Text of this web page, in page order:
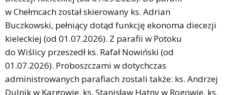
w Chełmcach został skierowany ks. Adrian
Buczkowski, pełniący dotąd funkcję ekonoma diecezji
kieleckiej (od 01.07.2026). Z parafii w Potoku
do Wiślicy przeszedł ks. Rafał Nowiński (od
01.07.2026). Proboszczami w dotychczas
administrowanych parafiach zostali także: ks. Andrzej
Dulnik w Kargowie, ks. Stanisław Hatny w Rogowie, ks.